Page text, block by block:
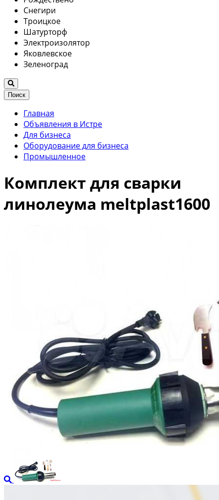
Снегири
Троицкое
Шатурторф
Электроизолятор
Яковлевское
Зеленоград
Поиск
Главная
Объявления в Истре
Для бизнеса
Оборудование для бизнеса
Промышленное
Комплект для сварки
линолеума meltplast1600